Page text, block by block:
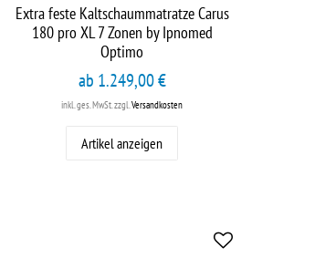
Extra feste Kaltschaummatratze Carus
180 pro XL 7 Zonen by Ipnomed
Optimo
ab 1.249,00 €
inkl. ges. MwSt. zzgl.Versandkosten
Artikel anzeigen